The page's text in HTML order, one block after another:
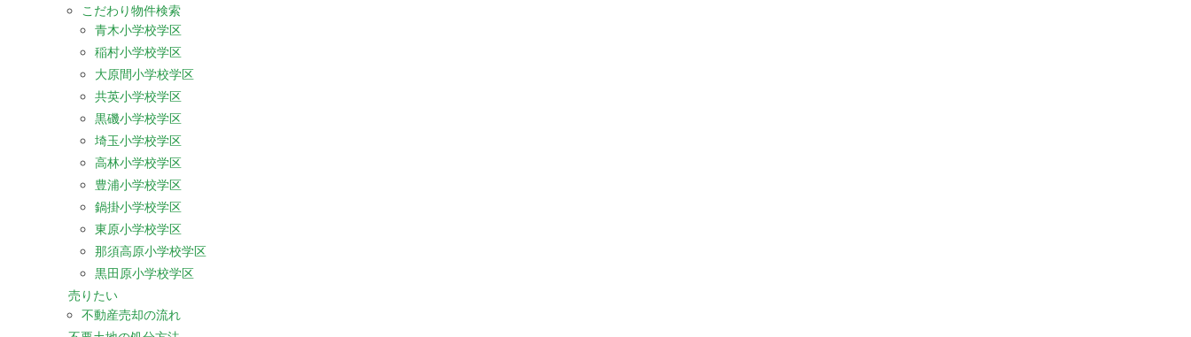
こだわり物件検索
青木小学校学区
稲村小学校学区
大原間小学校学区
共英小学校学区
黒磯小学校学区
埼玉小学校学区
高林小学校学区
豊浦小学校学区
鍋掛小学校学区
東原小学校学区
那須高原小学校学区
黒田原小学校学区
売りたい
不動産売却の流れ